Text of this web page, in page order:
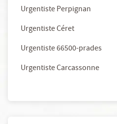
Urgentiste Perpignan
Urgentiste Céret
Urgentiste 66500-prades
Urgentiste Carcassonne